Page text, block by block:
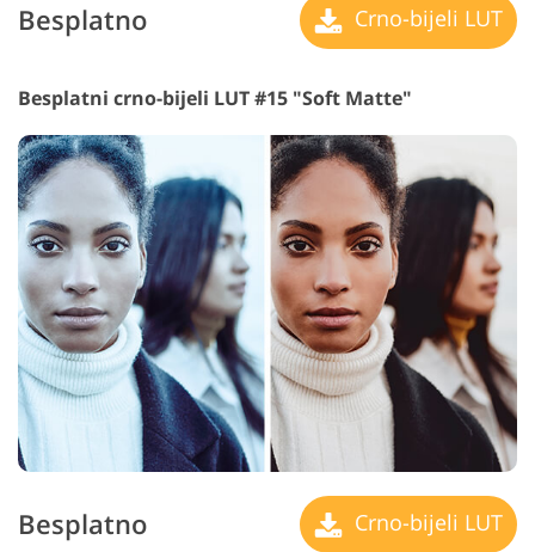
Besplatno Crno-bijeli LUT
Besplatni crno-bijeli LUT #15 "Soft Matte"
Besplatno Crno-bijeli LUT